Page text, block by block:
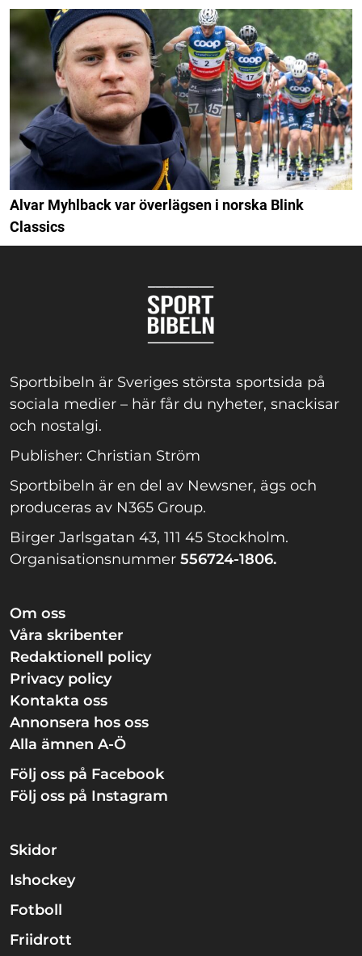
Alvar Myhlback var överlägsen i norska Blink
Classics
Sportbibeln är Sveriges största sportsida på
sociala medier – här får du nyheter, snackisar
och nostalgi.
Publisher: Christian Ström
Sportbibeln är en del av Newsner, ägs och
produceras av N365 Group.
Birger Jarlsgatan 43, 111 45 Stockholm.
Organisationsnummer 556724-1806.
Om oss
Våra skribenter
Redaktionell policy
Privacy policy
Kontakta oss
Annonsera hos oss
Alla ämnen A-Ö
Följ oss på Facebook
Följ oss på Instagram
Skidor
Ishockey
Fotboll
Friidrott